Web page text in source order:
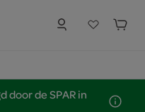
door de SPAR in